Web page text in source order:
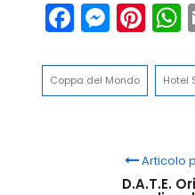
Coppa del Mondo Hotel
Articolo
D.A.T.E.